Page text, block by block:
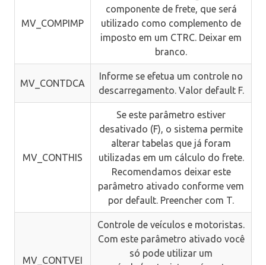
MV_COMPIMP
componente de frete, que será
utilizado como complemento de
imposto em um CTRC. Deixar em
branco.
MV_CONTDCA
Informe se efetua um controle no
descarregamento. Valor default F.
MV_CONTHIS
Se este parâmetro estiver
desativado (F), o sistema permite
alterar tabelas que já foram
utilizadas em um cálculo do frete.
Recomendamos deixar este
parâmetro ativado conforme vem
por default. Preencher com T.
MV_CONTVEI
Controle de veículos e motoristas.
Com este parâmetro ativado você
só pode utilizar um